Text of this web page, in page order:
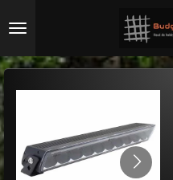
direct
de